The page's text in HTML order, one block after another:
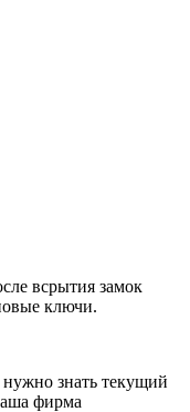
всрытия замок
ключи.
знать текущий
фирма